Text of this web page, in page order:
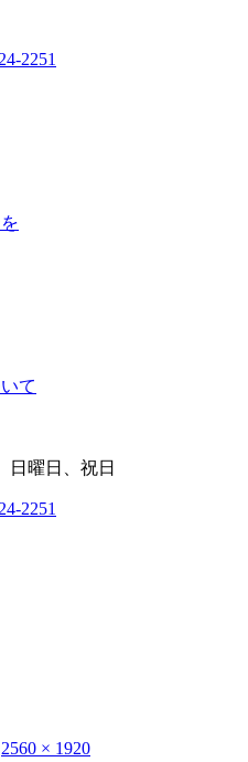
2251
て
日曜日、祝日
2251
2560 × 1920